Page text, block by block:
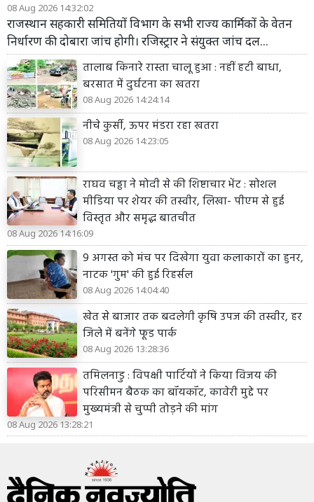
08 Aug 2026 14:32:02
राजस्थान सहकारी समितियों विभाग के सभी राज्य कार्मिकों के वेतन
निर्धारण की दोबारा जांच होगी। रजिस्ट्रार ने संयुक्त जांच दल...
तालाब किनारे रास्ता चालू हुआ : नहीं हटी बाधा,
बरसात में दुर्घटना का खतरा
08 Aug 2026 14:24:14
नीचे कुर्सी, ऊपर मंडरा रहा खतरा
08 Aug 2026 14:23:05
राघव चड्ढा ने मोदी से की शिष्टाचार भेंट : सोशल
मीडिया पर शेयर की तस्वीर, लिखा- पीएम से हुई
विस्तृत और समृद्ध बातचीत
08 Aug 2026 14:16:09
9 अगस्त को मंच पर दिखेगा युवा कलाकारों का हुनर,
नाटक 'गुम' की हुई रिहर्सल
08 Aug 2026 14:04:40
खेत से बाजार तक बदलेगी कृषि उपज की तस्वीर, हर
जिले में बनेंगे फूड पार्क
08 Aug 2026 13:28:36
तमिलनाडु : विपक्षी पार्टियों ने किया विजय की
परिसीमन बैठक का बॉयकॉट, कावेरी मुद्दे पर
मुख्यमंत्री से चुप्पी तोड़ने की मांग
08 Aug 2026 13:28:21